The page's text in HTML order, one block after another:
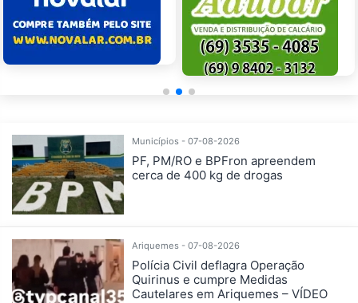
Municípios - 07-08-2026
PF, PM/RO e BPFron apreendem
cerca de 400 kg de drogas
Ariquemes - 07-08-2026
Polícia Civil deflagra Operação
Quirinus e cumpre Medidas
Cautelares em Ariquemes – VÍDEO